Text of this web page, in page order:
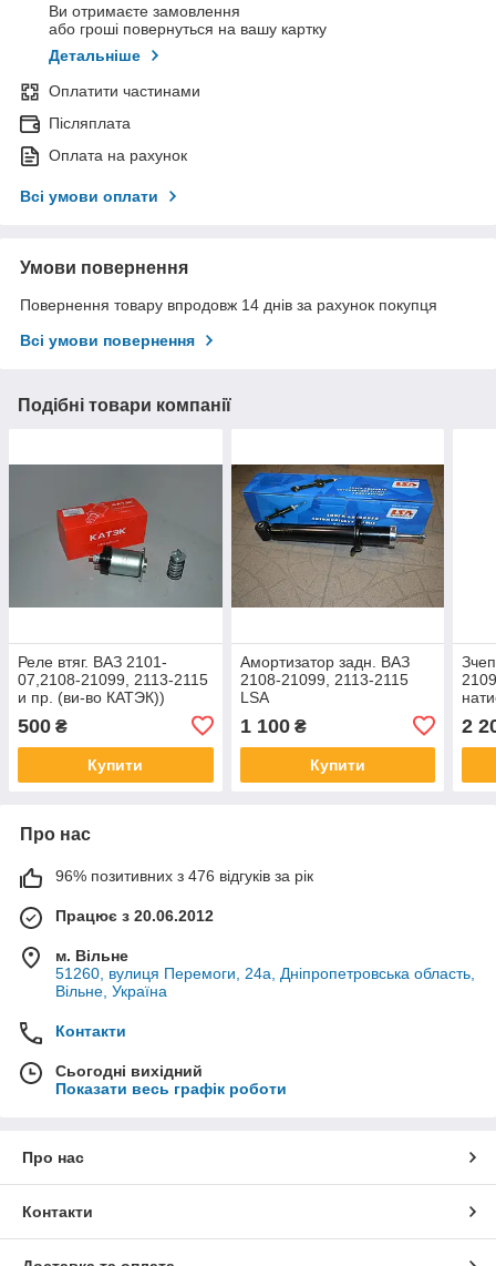
Ви отримаєте замовлення
або гроші повернуться на вашу картку
Детальніше
Оплатити частинами
Післяплата
Оплата на рахунок
Всі умови оплати
Умови повернення
Повернення товару впродовж 14 днів за рахунок покупця
Всі умови повернення
Подібні товари компанії
Реле втяг. ВАЗ 2101-
07,2108-21099, 2113-2115
и пр. (ви-во КАТЭК))
500 ₴
Купити
Амортизатор задн. ВАЗ
2108-21099, 2113-2115
LSA
1 100₴
Купити
2
Про нас
96% позитивних з 476 відгуків за рік
Працює з 20.06.2012
м. Вільне
51260, вулиця Перемоги, 24а, Дніпропетровська область,
Вільне, Україна
Контакти
Сьогодні вихідний
Показати весь графік роботи
Про нас
Контакти